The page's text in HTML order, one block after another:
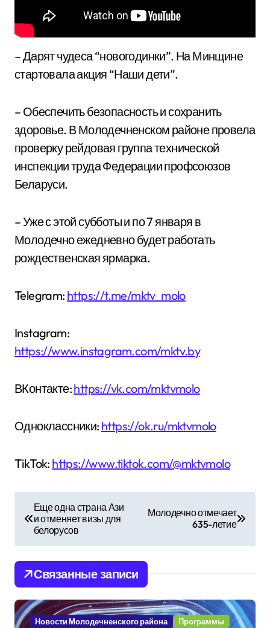
– Дарят чудеса “новогодинки”. На Минщине
стартовала акция “Наши дети”.
– Обеспечить безопасность и сохранить
здоровье. В Молодечненском районе провела
проверку рейдовая группа технической
инспекции труда Федерации профсоюзов
Беларуси.
– Уже с этой субботы и по 7 января в
Молодечно ежедневно будет работать
рождественская ярмарка.
Telegram: https://t.me/mktv_molo
Instagram:
https://www.instagram.com/mktv.by
ВКонтакте:https://vk.com/mktvmolo
Одноклассники: https://ok.ru/mktvmolo
TikTok: https://www.tiktok.com/@mktvmolo
в
и
г
Еще одна страна Ази
и отменяет визы для
белорусов
Молодечно отмечает
635-летие
Связанные записи
Новости Молодечненского района Программы